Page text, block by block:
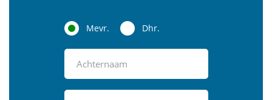
Mevr. Dhr.